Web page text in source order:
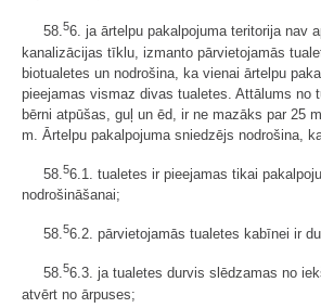
58.56. ja ārtelpu pakalpojuma teritorija nav
kanalizācijas tīklu, izmanto pārvietojamās
biotualetes un nodrošina, ka vienai ārtelpu
pieejamas vismaz divas tualetes. Attālums no
bērni atpūšas, guļ un ēd, ir ne mazāks par 25
m. Ārtelpu pakalpojuma sniedzējs nodrošina,
58. 56.1. tualetes ir pieejamas tikai
nodrošināšanai;
58.56.2. pārvietojamās tualetes kabīnei ir
58.56.3. ja tualetes durvis slēdzamas no
atvērt no ārpuses;